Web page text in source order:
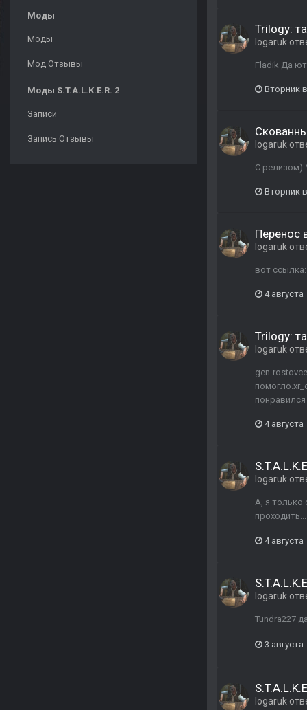
Моды
Моды
Мод Отзывы
Моды S.T.A.L.K.E.R. 2
Записи
Запись Отзывы
Trilogy:
logaruk
Fladik Да
Вторник
logaruk
С релизом)
Вторник
Перенос
logaruk
вот
4 августа
Trilogy:
logaruk
gen-
4 августа
logaruk
А, я только
4 августа
logaruk
Tundra227
3 августа
logaruk